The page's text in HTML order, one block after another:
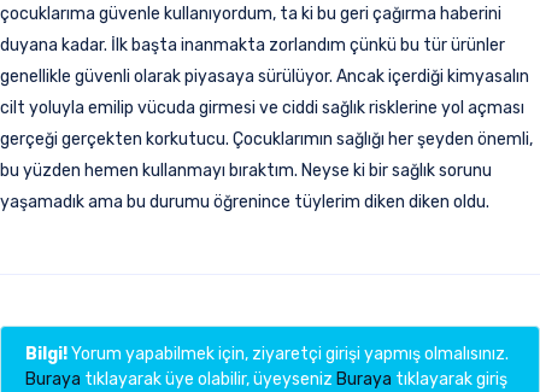
çocuklarıma güvenle kullanıyordum, ta ki bu geri çağırma haberini
duyana kadar. İlk başta inanmakta zorlandım çünkü bu tür ürünler
genellikle güvenli olarak piyasaya sürülüyor. Ancak içerdiği kimyasalın
cilt yoluyla emilip vücuda girmesi ve ciddi sağlık risklerine yol açması
gerçeği gerçekten korkutucu. Çocuklarımın sağlığı her şeyden önemli,
bu yüzden hemen kullanmayı bıraktım. Neyse ki bir sağlık sorunu
yaşamadık ama bu durumu öğrenince tüylerim diken diken oldu.
Bilgi!Yorum yapabilmek için, ziyaretçi girişi yapmış olmalısınız.
Buraya tıklayarak üye olabilir, üyeyseniz Buraya tıklayarak giriş